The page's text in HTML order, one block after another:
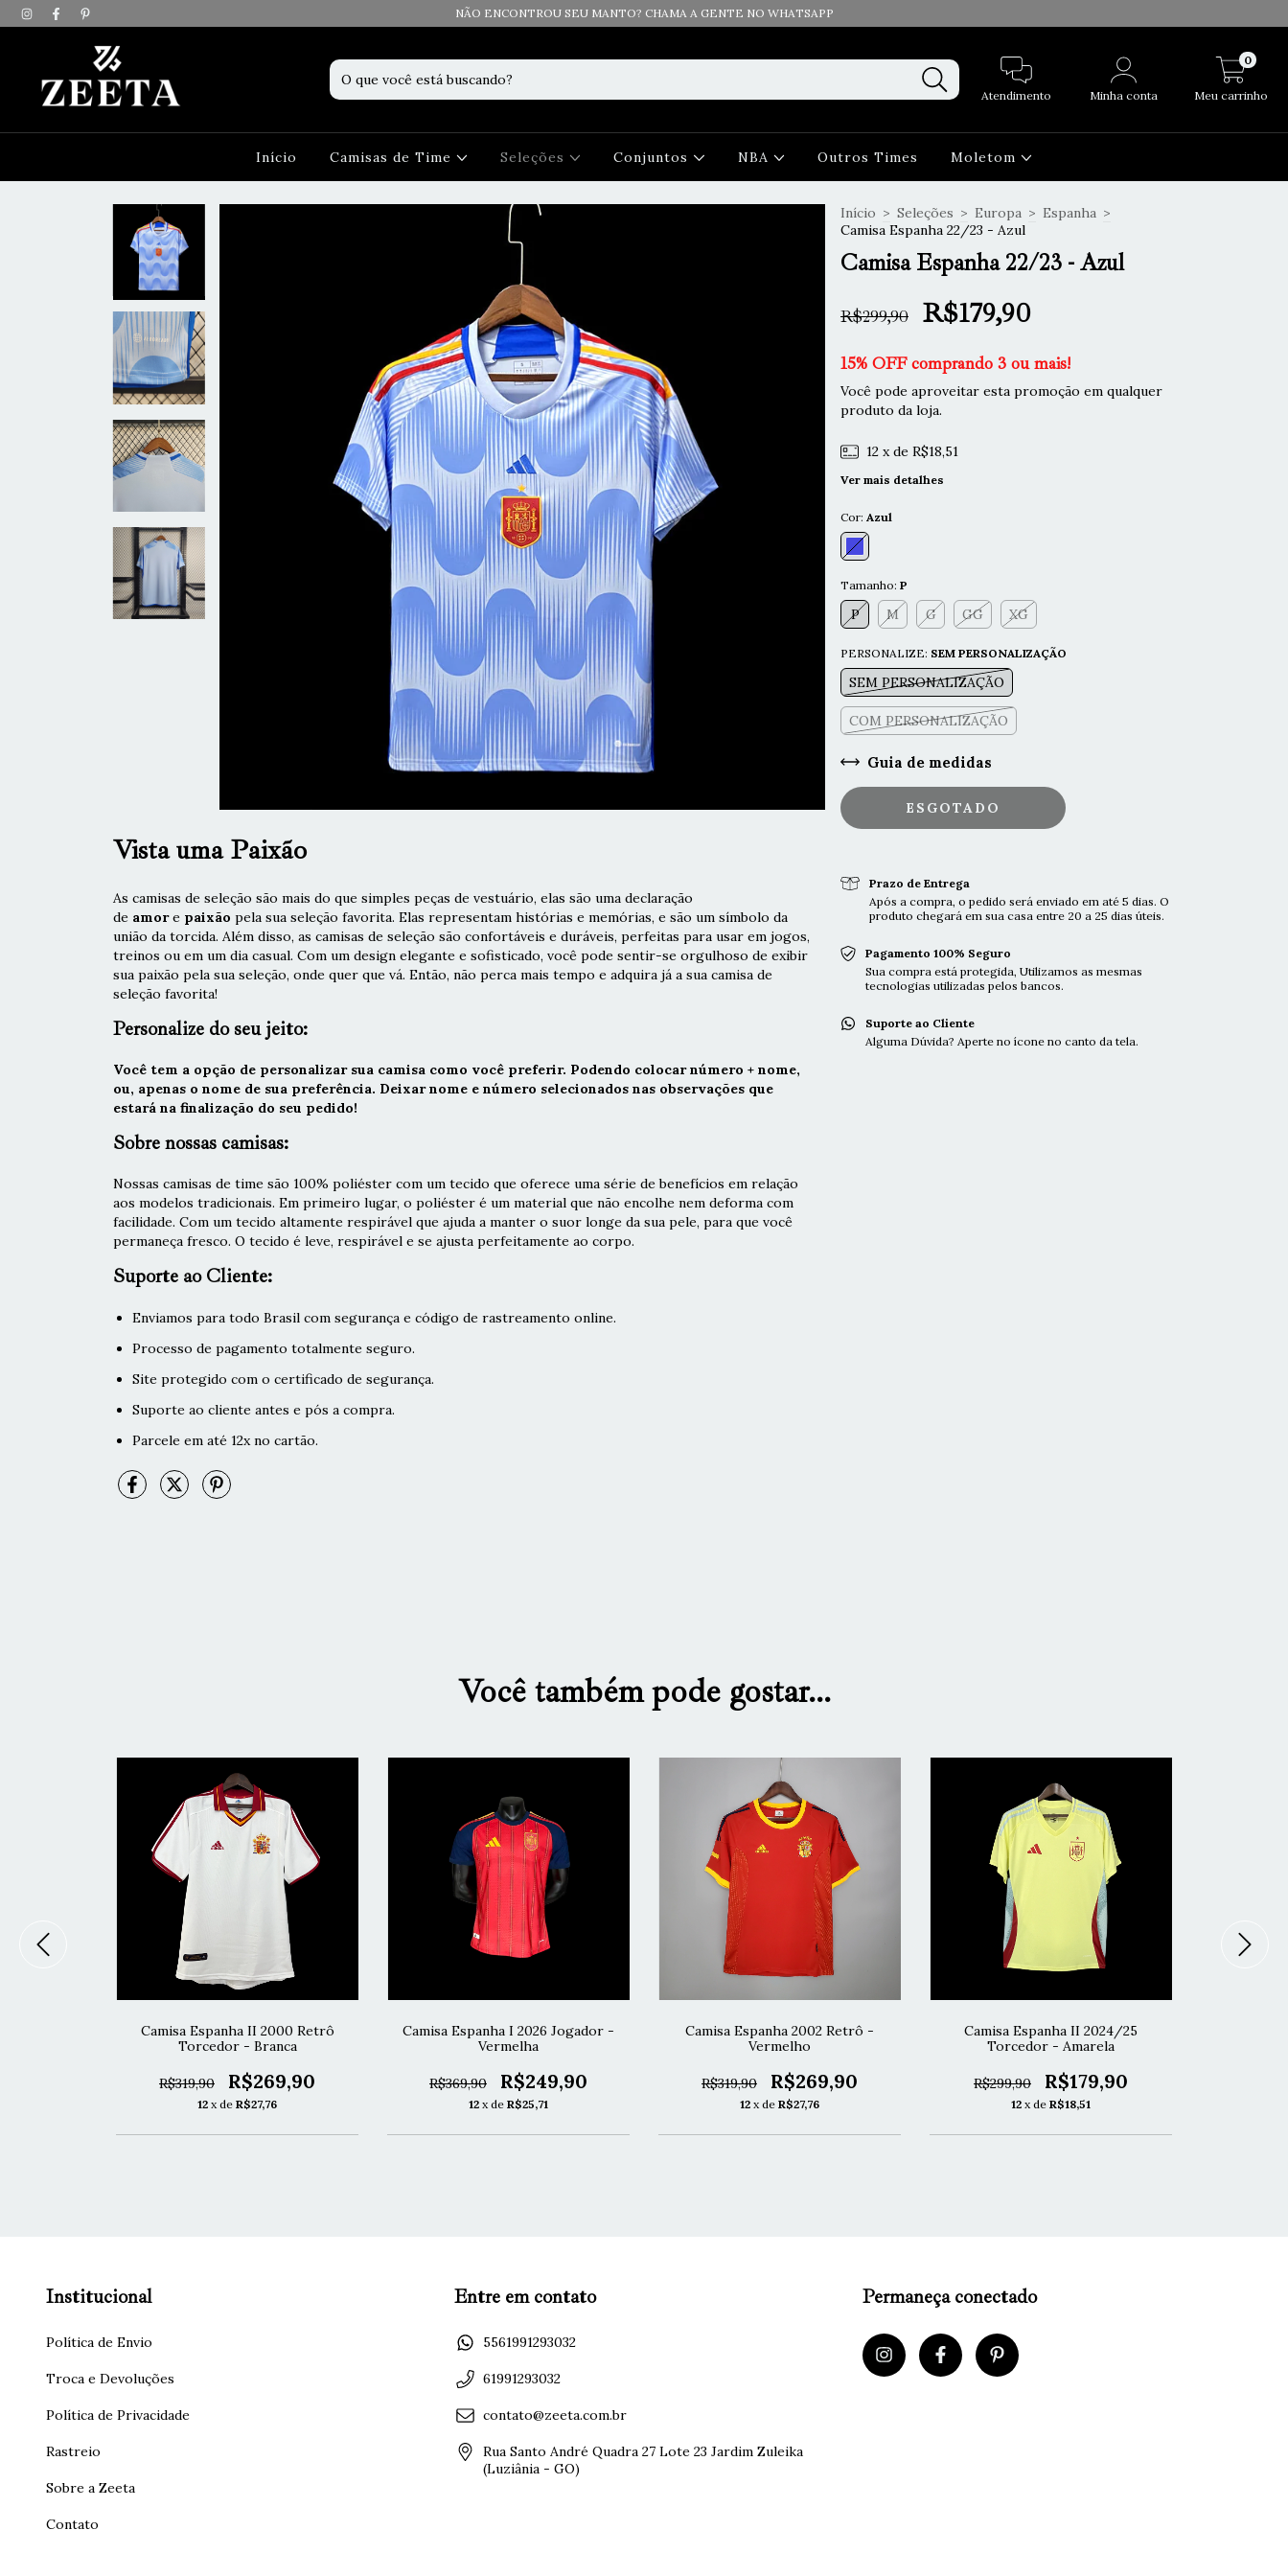
NÃO ENCONTROU SEU MANTO? CHAMA A GENTE NO WHATSAPP
Atendimento Minha conta Meu carrinho
0
Início Camisas de Time Seleções Conjuntos NBA Outros Times Moletom
Vista uma Paixão
As camisas de seleção são mais do que simples peças de vestuário, elas são uma declaração
de amore paixão pela sua seleção favorita. Elas representam histórias e memórias, e são um símbolo da
união da torcida. Além disso, as camisas de seleção são confortáveis e duráveis, perfeitas para usar em jogos,
treinos ou em um dia casual. Com um design elegante e sofisticado, você pode sentir-se orgulhoso de exibir
sua paixão pela sua seleção, onde quer que vá. Então, não perca mais tempo e adquira já a sua camisa de
seleção favorita!
Personalize do seu jeito:
Você tem a opção de personalizar sua camisa como você preferir. Podendo colocar número + nome,
ou, apenas o nome de sua preferência. Deixar nome e número selecionados nas observações que
estará na finalização do seu pedido!
Sobre nossas camisas:
Nossas camisas de time são 100% poliéster com um tecido que oferece uma série de benefícios em relação
aos modelos tradicionais. Em primeiro lugar, o poliéster é um material que não encolhe nem deforma com
facilidade. Com um tecido altamente respirável que ajuda a manter o suor longe da sua pele, para que você
permaneça fresco. O tecido é leve, respirável e se ajusta perfeitamente ao corpo.
Suporte ao Cliente:
Enviamos para todo Brasil com segurança e código de rastreamento online.
Processo de pagamento totalmente seguro.
Site protegido com o certificado de segurança.
Suporte ao cliente antes e pós a compra.
Parcele em até 12x no cartão.
Início > Seleções > Europa > Espanha >
Camisa Espanha 22/23 - Azul
Camisa Espanha 22/23 - Azul
R$299,90 R$179,90
15% OFF comprando 3 ou mais!
Você pode aproveitar esta promoção em qualquer
produto da loja.
12 x de R$18,51
Ver mais detalhes
Cor: Azul
Tamanho: P
P M G GG XG
PERSONALIZE: SEM PERSONALIZAÇÃO
SEM PERSONALIZAÇÃO
COM PERSONALIZAÇÃO
Guia de medidas
Prazo de Entrega
Após a compra, o pedido será enviado em até 5 dias. O
produto chegará em sua casa entre 20 a 25 dias úteis.
Pagamento 100% Seguro
Sua compra está protegida, Utilizamos as mesmas
tecnologias utilizadas pelos bancos.
Suporte ao Cliente
Alguma Dúvida? Aperte no ícone no canto da tela.
Você também pode gostar...
Camisa Espanha II 2000 Retrô
Torcedor - Branca
R$319,90 R$269,90
12 x de R$27,76
Camisa Espanha I 2026 Jogador -
Vermelha
R$369,90 R$249,90
12 x de R$25,71
Camisa Espanha 2002 Retrô -
Vermelho
R$319,90 R$269,90
12 x de R$27,76
Camisa Espanha II 2024/25
Torcedor - Amarela
R$299,90 R$179,90
12 x de R$18,51
Institucional
Política de Envio
Troca e Devoluções
Política de Privacidade
Rastreio
Sobre a Zeeta
Contato
Entre em contato
5561991293032
61991293032
contato@zeeta.com.br
Rua Santo André Quadra 27 Lote 23 Jardim Zuleika
(Luziânia - GO)
Permaneça conectado